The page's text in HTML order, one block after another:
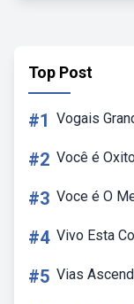
Top Post
#1 Vogais
#2 Você é
#3 Voce é O
#4 Vivo Esta
#5 Vias